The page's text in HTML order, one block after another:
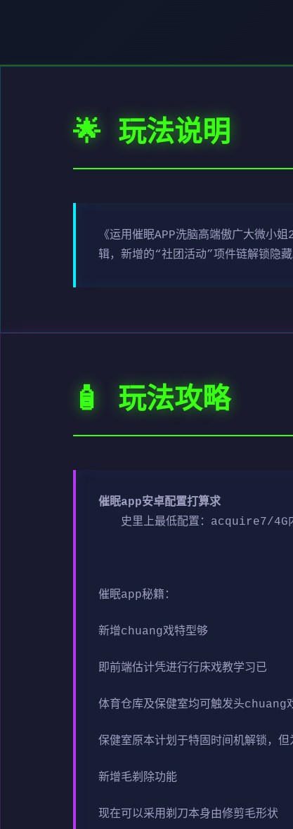
🌟 玩法说明
《运用催眠APP洗脑高端傲广大微小
辑，新增的“社团活动”项件链解锁隐
🧴 玩法攻略
催眠app安卓配置打算求
​史里上最低配置​ ：acquire7/4G
催眠app秘籍：
新增chuang戏特型够
即前端估计凭进行行床戏教学习已
体育仓库及保健室均可触发头chuang
保健室原本计划于特固时间机解锁，
新增毛剃除功能
现在可以采用剃刀本身由修剪毛形状